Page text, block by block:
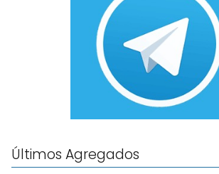
Últimos Agregados